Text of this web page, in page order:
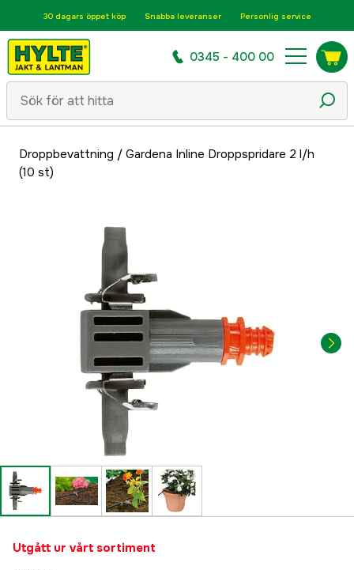
30 dagars öppet köp Snabba leveranser Personlig service
0345 - 400 00
Droppbevattning / Gardena Inline Droppspridare 2 l/h
(10 st)
Utgått ur vårt sortiment